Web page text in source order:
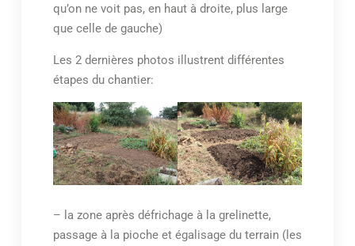
qu’on ne voit pas, en haut à droite, plus large
que celle de gauche)
Les 2 dernières photos illustrent différentes
étapes du chantier:
– la zone après défrichage à la grelinette,
passage à la pioche et égalisage du terrain (les